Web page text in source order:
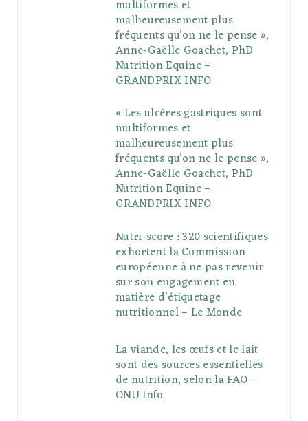
P
l
s
r
a
m
e
s
multiformes et
malheureusement plus
fréquents qu’on ne le pense »,
Anne-Gaëlle Goachet, PhD
Nutrition Equine –
GRANDPRIX INFO
« Les ulcères gastriques sont
multiformes et
malheureusement plus
fréquents qu’on ne le pense »,
Anne-Gaëlle Goachet, PhD
Nutrition Equine –
GRANDPRIX INFO
Nutri-score : 320 scientifiques
exhortent la Commission
européenne à ne pas revenir
sur son engagement en
matière d’étiquetage
nutritionnel – Le Monde
La viande, les œufs et le lait
sont des sources essentielles
de nutrition, selon la FAO –
ONU Info